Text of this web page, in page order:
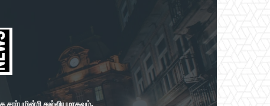
துல்லியமாகவும்,